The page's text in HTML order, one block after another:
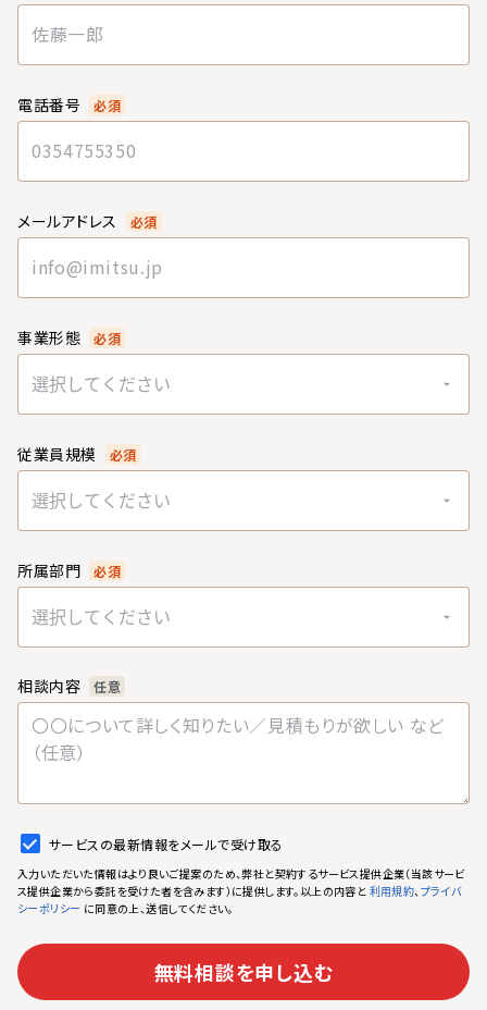
電話番号 必須
メールアドレス 必須
事業形態 必須
選択してください
従業員規模 必須
選択してください
所属部門 必須
選択してください
相談内容 任意
サービスの最新情報をメールで受け取る
入力いただいた情報はより良いご提案のため、弊社と契約するサービス提供企業（当該サービ
ス提供企業から委託を受けた者を含みます）に提供します。以上の内容と 利用規約、プライバ
シーポリシー に同意の上、送信してください。
無料相談を申し込む